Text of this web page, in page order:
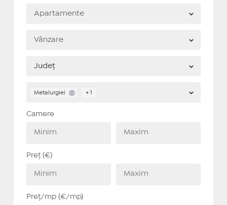
Metalurgiei + 1
Camere
Preț (€)
Preț/mp (€/mp)